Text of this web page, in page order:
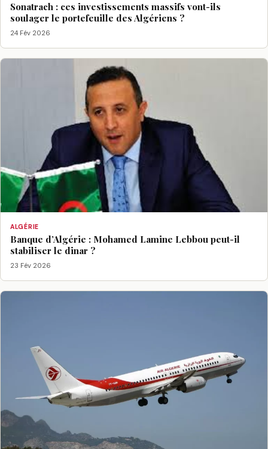
Sonatrach : ces investissements massifs vont-ils
soulager le portefeuille des Algériens ?
24 Fév 2026
ALGÉRIE
Banque d’Algérie : Mohamed Lamine Lebbou peut-il
stabiliser le dinar ?
23 Fév 2026